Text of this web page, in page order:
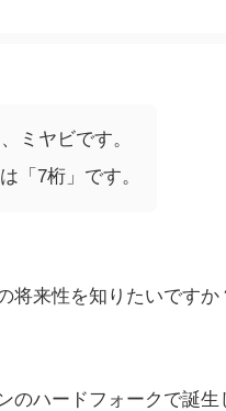
ミヤビです。
「7桁」です。
将来性を知りたいですか
のハードフォークで誕生